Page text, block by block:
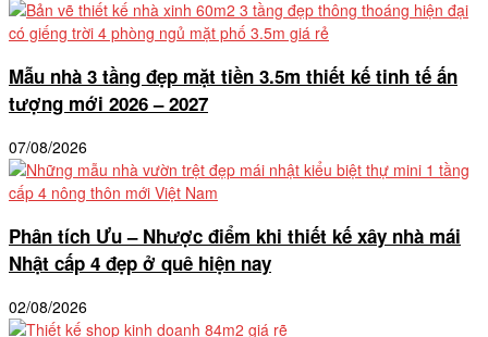
Mẫu nhà 3 tầng đẹp mặt tiền 3.5m thiết kế tinh tế ấn
tượng mới 2026 – 2027
07/08/2026
Phân tích Ưu – Nhược điểm khi thiết kế xây nhà mái
Nhật cấp 4 đẹp ở quê hiện nay
02/08/2026